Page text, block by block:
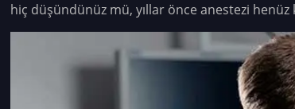
hiç düşündünüz mü, yıllar önce anestezi